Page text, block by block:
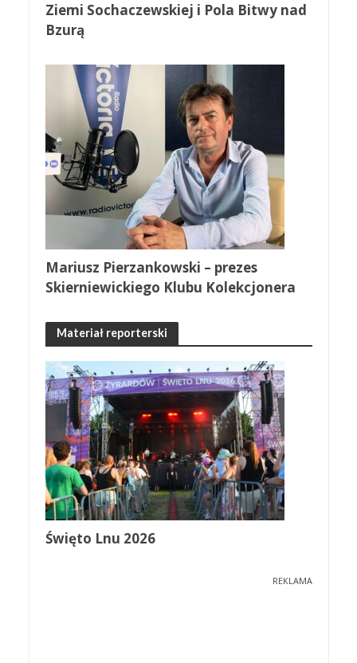
Ziemi Sochaczewskiej i Pola Bitwy nad
Bzurą
Mariusz Pierzankowski – prezes
Skierniewickiego Klubu Kolekcjonera
Materiał reporterski
Święto Lnu 2026
REKLAMA